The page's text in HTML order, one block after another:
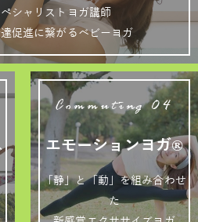
シャリストヨガ講師
促進に繋がるベビーヨガ
Commuting 04
エモーションヨガ®
「静」と「動」を組み合わせ
た